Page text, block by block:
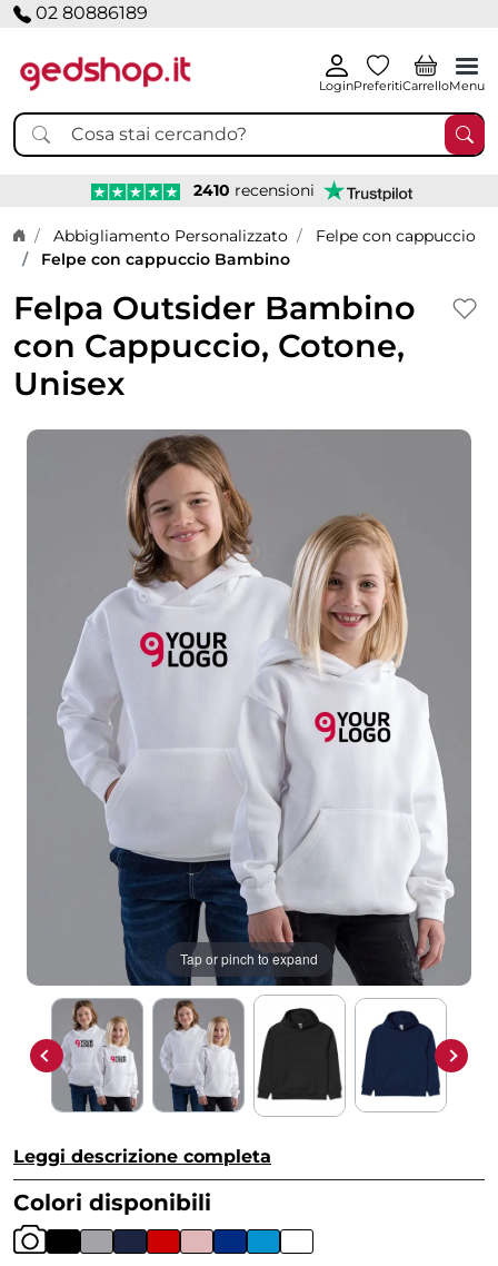
02 80886189
LoginPreferitiCarrelloMenu
2410 recensioni
Home page
Abbigliamento Personalizzato
Felpe con cappuccio
Felpe con cappuccio Bambino
Felpa Outsider Bambino
con Cappuccio, Cotone,
Unisex
Tap or pinch to expand
Leggi descrizione completa
Colori disponibili